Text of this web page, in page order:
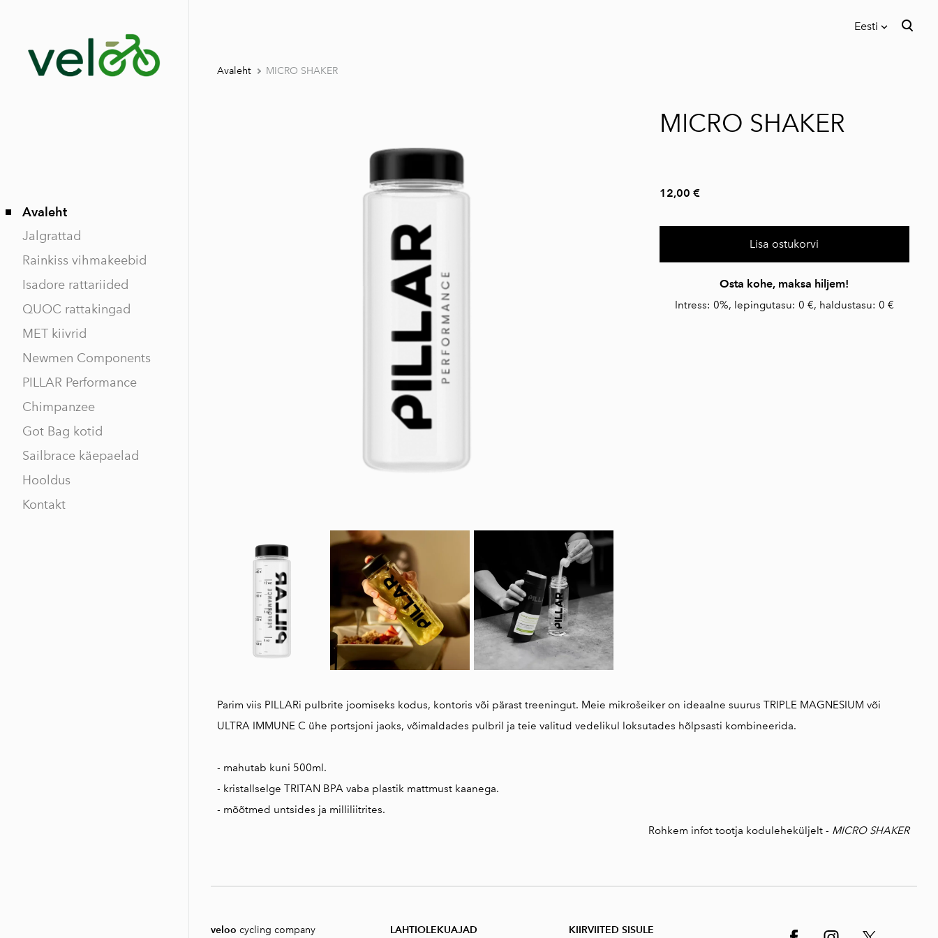
Eesti
Avaleht
Jalgrattad
Rainkiss vihmakeebid
Isadore rattariided
QUOC rattakingad
MET kiivrid
Newmen Components
PILLAR Performance
Chimpanzee
Got Bag kotid
Sailbrace käepaelad
Hooldus
Kontakt
Avaleht MICRO SHAKER
MICRO SHAKER
12,00 €
Lisa ostukorvi
Osta kohe, maksa hiljem!
Intress: 0%, lepingutasu: 0 €, haldustasu: 0 €
Parim viis PILLARi pulbrite joomiseks kodus, kontoris või pärast treeningut. Meie mikrošeiker on ideaalne suurus TRIPLE MAGNESIUM või
ULTRA IMMUNE C ühe portsjoni jaoks, võimaldades pulbril ja teie valitud vedelikul loksutades hõlpsasti kombineerida.
- mahutab kuni 500ml.
- kristallselge TRITAN BPA vaba plastik mattmust kaanega.
- mõõtmed untsides ja milliliitrites.
Rohkem infot tootja koduleheküljelt - MICRO SHAKER
veloo cycling company LAHTIOLEKUAJAD KIIRVIITED SISULE